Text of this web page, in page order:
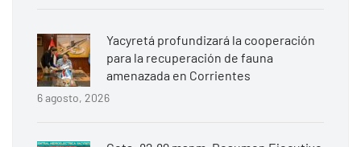
Yacyretá profundizará la cooperación
para la recuperación de fauna
amenazada en Corrientes
6 agosto, 2026